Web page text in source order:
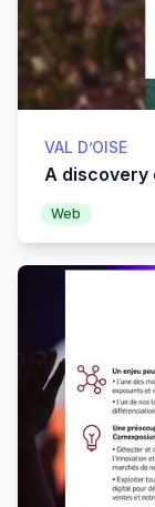
VAL D’OISE
A discovery
Web